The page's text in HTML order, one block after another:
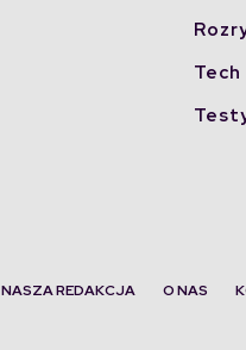
Tech
NASZA REDAKCJA O NAS